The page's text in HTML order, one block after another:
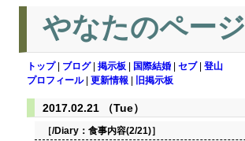
やなたのページ
トップ| ブログ| 掲示板 国際結婚 セブ| 登山
プロフィール| 更新情報 旧掲示板
2017.02.21 （Tue）
［/Diary： 食事内容(2/21)］